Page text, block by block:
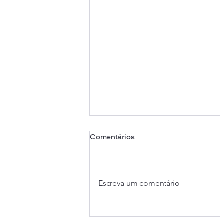
Comentários
Escreva um comentário